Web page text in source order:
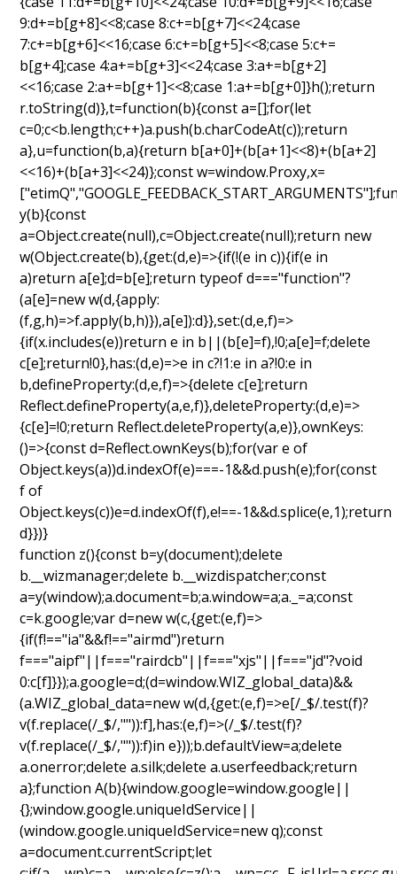
9:d+=b[g+8]<<8;case 8:c+=b[g+7]<<24;case
7:c+=b[g+6]<<16;case 6:c+=b[g+5]<<8;case 5:c+=
b[g+4];case 4:a+=b[g+3]<<24;case 3:a+=b[g+2]
<<16;case 2:a+=b[g+1]<<8;case 1:a+=b[g+0]}h();return
r.toString(d)},t=function(b){const a=[];for(let
c=0;c<b.length;c++)a.push(b.charCodeAt(c));return
a},u=function(b,a){return b[a+0]+(b[a+1]<<8)+(b[a+2]
<<16)+(b[a+3]<<24)};const w=window.Proxy,x=
y(b){const
a=Object.create(null),c=Object.create(null);return new
w(Object.create(b),{get:(d,e)=>{if(!(e in c)){if(e in
a)return a[e];d=b[e];return typeof d==="function"?
(a[e]=new w(d,{apply:
(f,g,h)=>f.apply(b,h)}),a[e]):d}},set:(d,e,f)=>
{if(x.includes(e))return e in b||(b[e]=f),!0;a[e]=f;delete
c[e];return!0},has:(d,e)=>e in c?!1:e in a?!0:e in
b,defineProperty:(d,e,f)=>{delete c[e];return
Reflect.defineProperty(a,e,f)},deleteProperty:(d,e)=>
{c[e]=!0;return Reflect.deleteProperty(a,e)},ownKeys:
()=>{const d=Reflect.ownKeys(b);for(var e of
Object.keys(a))d.indexOf(e)===-1&&d.push(e);for(const
f of
Object.keys(c))e=d.indexOf(f),e!==-1&&d.splice(e,1);return
d}})}
function z(){const b=y(document);delete
b.__wizmanager;delete b.__wizdispatcher;const
a=y(window);a.document=b;a.window=a;a._=a;const
c=k.google;var d=new w(c,{get:(e,f)=>
{if(f!=="ia"&&f!=="airmd")return
f==="aipf"||f==="rairdcb"||f==="xjs"||f==="jd"?void
0:c[f]}});a.google=d;(d=window.WIZ_global_data)&&
(a.WIZ_global_data=new w(d,{get:(e,f)=>e[/_$/.test(f)?
v(f.replace(/_$/,"")):f],has:(e,f)=>(/_$/.test(f)?
v(f.replace(/_$/,"")):f)in e}));b.defaultView=a;delete
a.onerror;delete a.silk;delete a.userfeedback;return
a};function A(b){window.google=window.google||
{};window.google.uniqueIdService||
(window.google.uniqueIdService=new q);const
a=document.currentScript;let